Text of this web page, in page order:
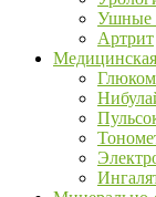
Ушные
Артрит